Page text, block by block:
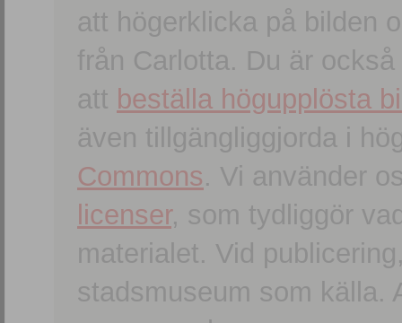
att högerklicka på bilden
från Carlotta. Du är
att beställa högupplösta
även tillgängliggjorda i
Commons. Vi använder
licenser, som tydliggör
materialet. Vid
stadsmuseum som källa.